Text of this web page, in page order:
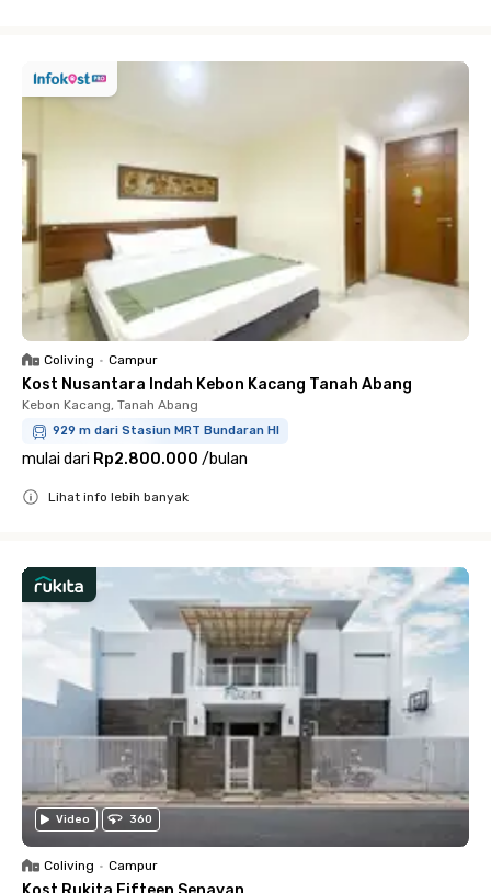
Coliving • Campur
Kost Nusantara Indah Kebon Kacang Tanah Abang
Kebon Kacang, Tanah Abang
929 m dari Stasiun MRT Bundaran HI
mulai dari Rp2.800.000 /bulan
Lihat info lebih banyak
Video 360
Coliving • Campur